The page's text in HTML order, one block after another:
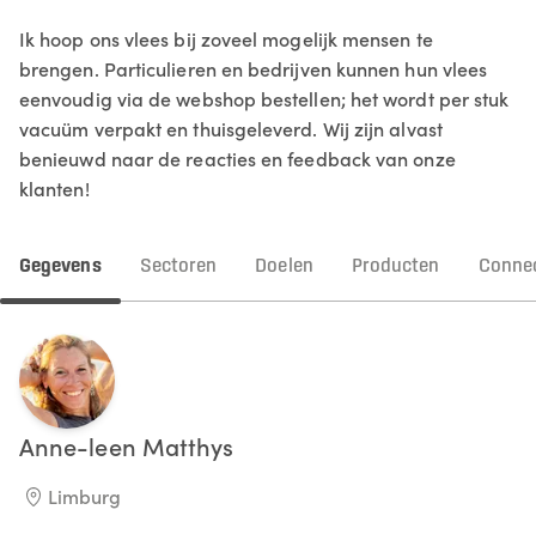
Ik hoop ons vlees bij zoveel mogelijk mensen te
brengen. Particulieren en bedrijven kunnen hun vlees
eenvoudig via de webshop bestellen; het wordt per stuk
vacuüm verpakt en thuisgeleverd. Wij zijn alvast
benieuwd naar de reacties en feedback van onze
klanten!
Gegevens Sectoren Doelen Producten
Anne-leen Matthys
Limburg